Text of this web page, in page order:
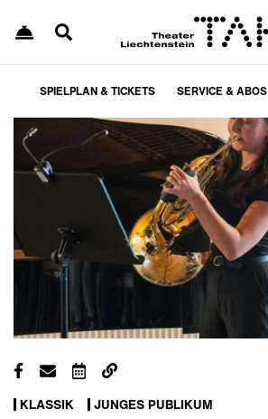
SPIELPLAN & TICKETS SERVICE & ABOS
KLASSIK JUNGES PUBLIKUM